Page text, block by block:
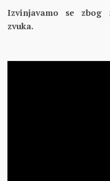
Izvinjavamo se zbog
zvuka.